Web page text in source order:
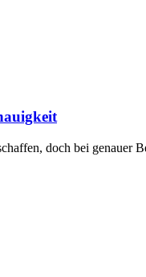
doch bei genauer